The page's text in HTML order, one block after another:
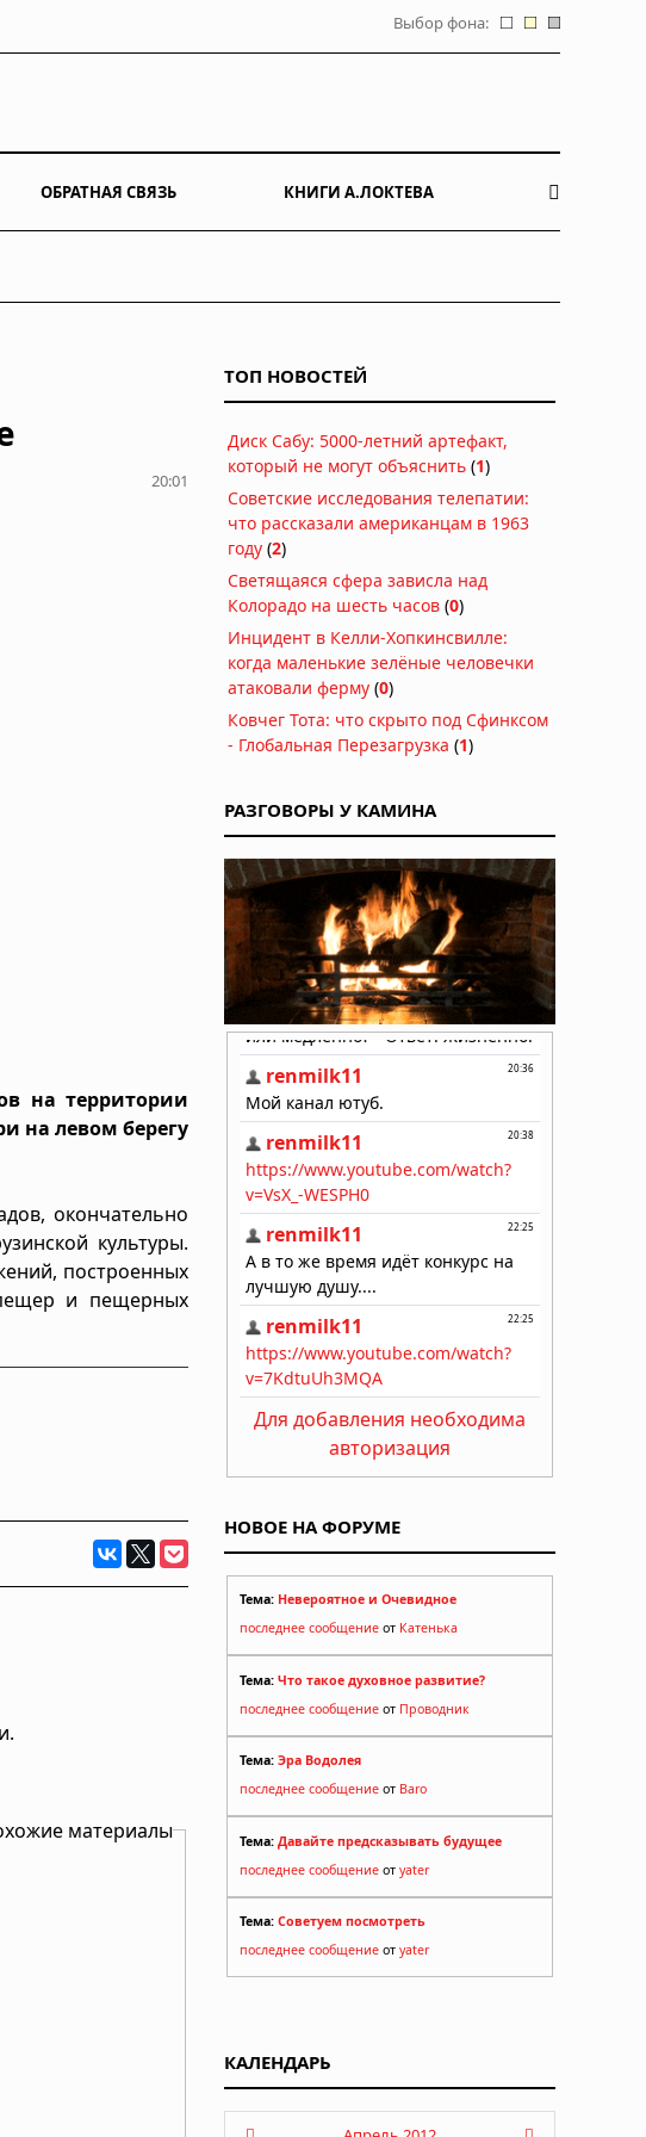
Выбор фона:
ОБРАТНАЯ СВЯЗЬ КНИГИ А.ЛОКТЕВА
20:01
на территории
на левом берегу
окончательно
культуры.
построенных
и пещерных
материалы
ТОП НОВОСТЕЙ
Диск Сабу: 5000-летний артефакт,
который не могут объяснить (1)
Советские исследования телепатии:
что рассказали американцам в 1963
году (2)
Светящаяся сфера зависла над
Колорадо на шесть часов (0)
Инцидент в Келли-Хопкинсвилле:
когда маленькие зелёные человечки
атаковали ферму (0)
Ковчег Тота: что скрыто под Сфинксом
- Глобальная Перезагрузка (1)
РАЗГОВОРЫ У КАМИНА
Для добавления необходима
авторизация
НОВОЕ НА ФОРУМЕ
Тема: Невероятное и Очевидное
последнее сообщение от Катенька
Тема: Что такое духовное развитие?
последнее сообщение от Проводник
Тема: Эра Водолея
последнее сообщение от Baro
Тема: Давайте предсказывать будущее
последнее сообщение от yater
Тема: Советуем посмотреть
последнее сообщение от yater
КАЛЕНДАРЬ